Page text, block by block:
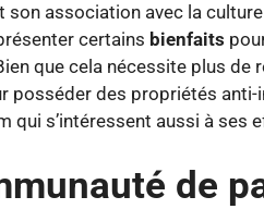
son association avec la
certains bienfaits
que cela nécessite plus
posséder des propriétés
qui s’intéressent aussi à ses
de